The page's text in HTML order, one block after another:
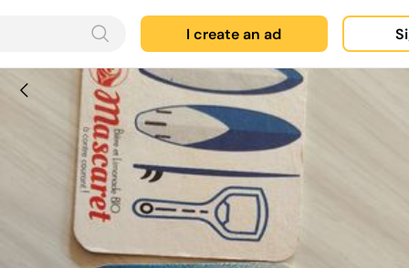
I create an ad